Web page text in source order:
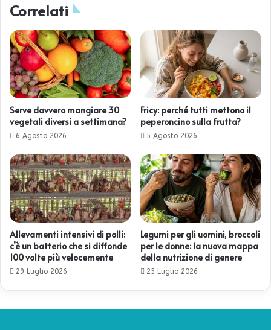
Correlati
Serve davvero mangiare 30
vegetali diversi a settimana?
6 Agosto 2026
Fricy: perché tutti mettono il
peperoncino sulla frutta?
5 Agosto 2026
Allevamenti intensivi di polli:
c’è un batterio che si diffonde
100 volte più velocemente
29 Luglio 2026
Legumi per gli uomini, broccoli
per le donne: la nuova mappa
della nutrizione di genere
25 Luglio 2026